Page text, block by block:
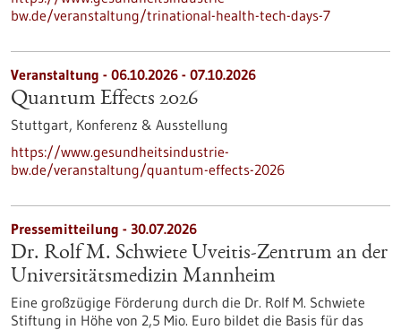
bw.de/veranstaltung/trinational-health-tech-days-7
Veranstaltung - 06.10.2026 - 07.10.2026
Quantum Effects 2026
Stuttgart, Konferenz & Ausstellung
https://www.gesundheitsindustrie-
bw.de/veranstaltung/quantum-effects-2026
Pressemitteilung - 30.07.2026
Dr. Rolf M. Schwiete Uveitis-Zentrum an der
Universitätsmedizin Mannheim
Eine großzügige Förderung durch die Dr. Rolf M. Schwiete
Stiftung in Höhe von 2,5 Mio. Euro bildet die Basis für das